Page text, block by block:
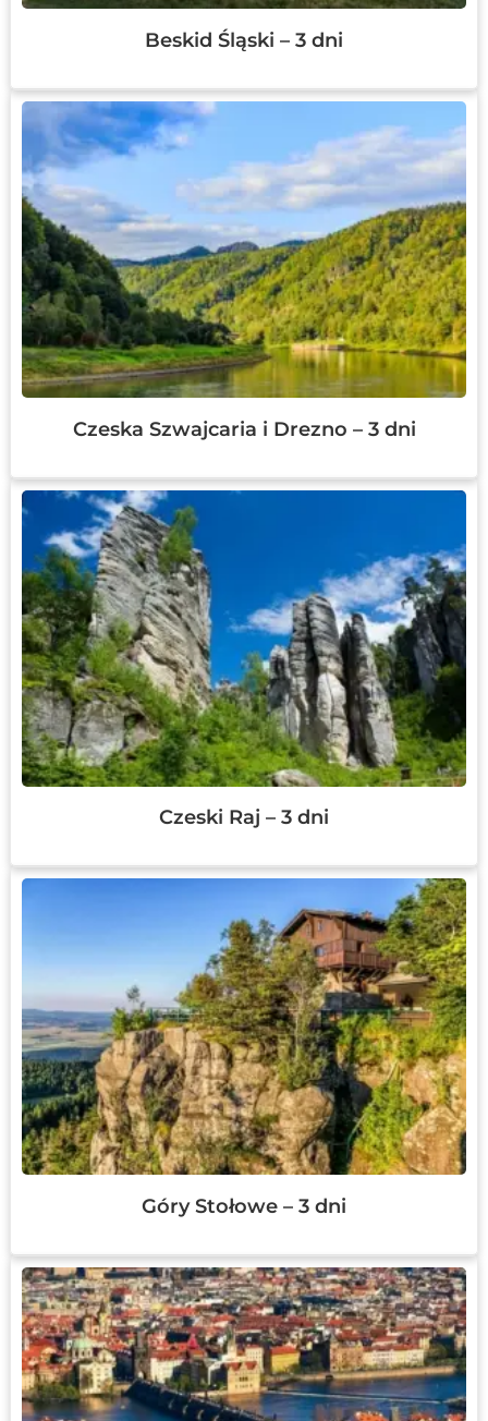
Beskid Śląski – 3 dni
Czeska Szwajcaria i Drezno – 3 dni
Czeski Raj – 3 dni
Góry Stołowe – 3 dni